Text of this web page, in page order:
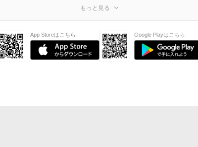
もっと見る
App Storeはこちら Google Playはこちら